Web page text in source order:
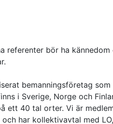
referenter bör ha
bemanningsföretag
i Sverige, Norge och
ett 40 tal orter. Vi är
har kollektivavtal med